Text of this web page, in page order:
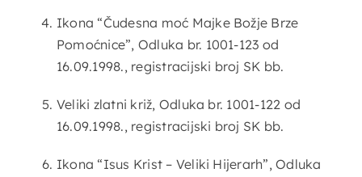
Ikona “Čudesna moć Majke Božje Brze
Pomoćnice”, Odluka br. 1001-123 od
16.09.1998., registracijski broj SK bb.
Veliki zlatni križ, Odluka br. 1001-122 od
16.09.1998., registracijski broj SK bb.
Ikona “Isus Krist – Veliki Hijerarh”, Odluka